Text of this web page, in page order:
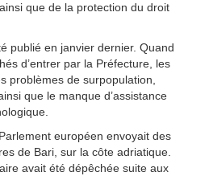
que de la protection du droit
publié en janvier dernier. Quand
d’entrer par la Préfecture, les
problèmes de surpopulation,
que le manque d’assistance
européen envoyait des
de Bari, sur la côte adriatique.
avait été dépêchée suite aux